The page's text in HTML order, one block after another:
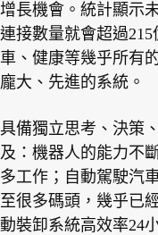
增長機會。統計顯示
連接數量就會超過215
車、健康等幾乎所有
龐大、先進的系統。
具備獨立思考、決策
及：機器人的能力不
多工作；自動駕駛汽
至很多碼頭，幾乎已
動裝卸系統高效率24